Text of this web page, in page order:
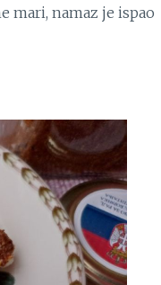
mari, namaz je ispao